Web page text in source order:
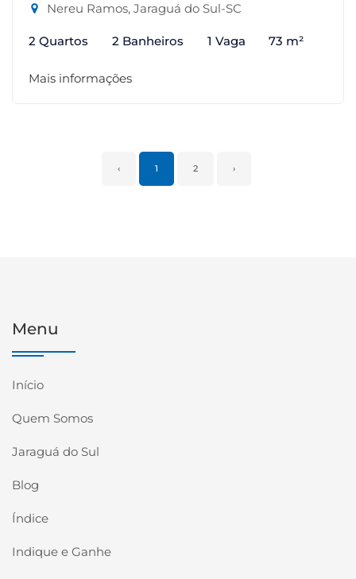
Nereu Ramos, Jaraguá do Sul-SC
2 Quartos 2 Banheiros 1 Vaga 73 m²
Mais informações
‹ 1 2 ›
Menu
Início
Quem Somos
Jaraguá do Sul
Blog
Índice
Indique e Ganhe